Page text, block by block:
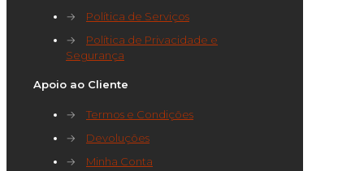
→
Política de Serviços
→
Política de Privacidade e
Segurança
Apoio ao Cliente
→
Termos e Condições
→
Devoluções
→
Minha Conta